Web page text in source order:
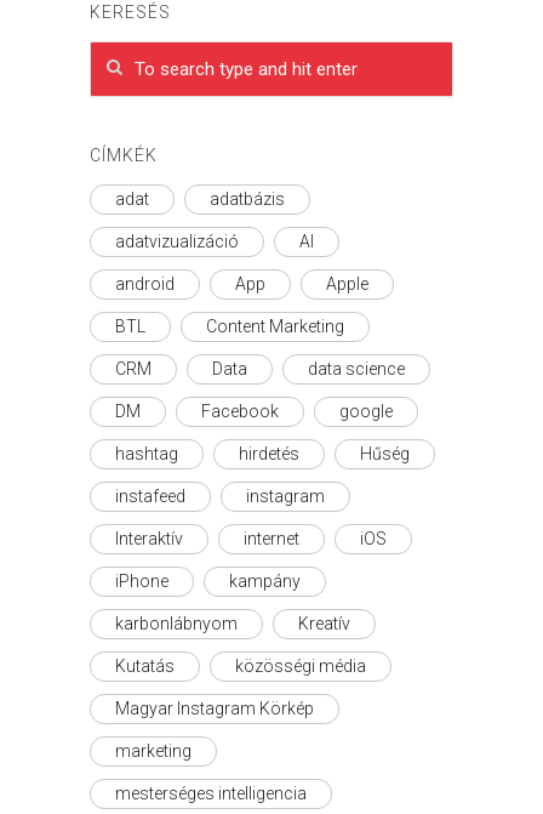
KERESÉS
CÍMKÉK
adat adatbázis
adatvizualizáció AI
android App Apple
BTL Content Marketing
CRM Data data science
DM Facebook google
hashtag hirdetés Hűség
instafeed instagram
Interaktív internet iOS
iPhone kampány
karbonlábnyom Kreatív
Kutatás közösségi média
Magyar Instagram Körkép
marketing
mesterséges intelligencia